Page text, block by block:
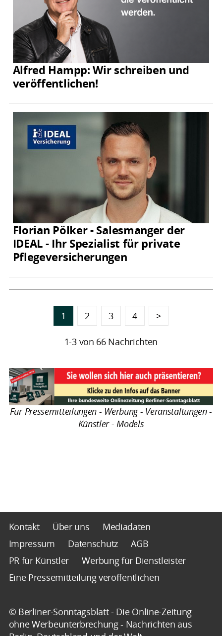
Alfred Hampp: Wir schreiben und
veröffentlichen!
Florian Pölker - Salesmanger der
IDEAL - Ihr Spezialist für private
Pflegeversicherungen
1 2 3 4 >
1-3 von 66 Nachrichten
Für Pressemitteilungen - Werbung - Veranstaltungen -
Künstler - Models
Kontakt Über uns
Mediadaten
Impressum
Datenschutz
AGB
PR für Künstler
Werbung für Dienstleister
Eine Pressemitteilung veröffentlichen
© Berliner-Sonntagsblatt - Die Online-Zeitung
ohne Werbeunterbrechung - Nachrichten aus